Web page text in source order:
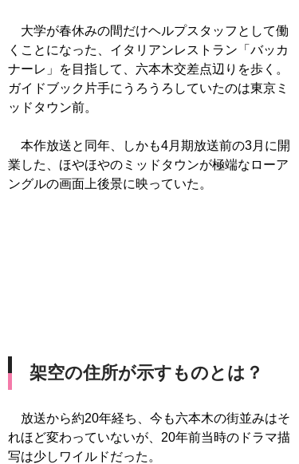
大学が春休みの間だけヘルプスタッフとして働
くことになった、イタリアンレストラン「バッカ
ナーレ」を目指して、六本木交差点辺りを歩く。
ガイドブック片手にうろうろしていたのは東京ミ
ッドタウン前。
本作放送と同年、しかも4月期放送前の3月に開
業した、ほやほやのミッドタウンが極端なローア
ングルの画面上後景に映っていた。
架空の住所が示すものとは？
放送から約20年経ち、今も六本木の街並みはそ
れほど変わっていないが、20年前当時のドラマ描
写は少しワイルドだった。